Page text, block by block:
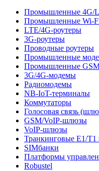
Промышленные 4G/
Промышленные Wi-
LTE/4G-роутеры
3G-роутеры
Проводные роутеры
Промышленные
Промышленные
3G/4G-модемы
Радиомодемы
NB-IoT-терминалы
Коммутаторы
Голосовая связь
GSM/VoIP-шлюзы
VoIP-шлюзы
Транкинговые E1/
SIMбанки
Платформы
Robustel